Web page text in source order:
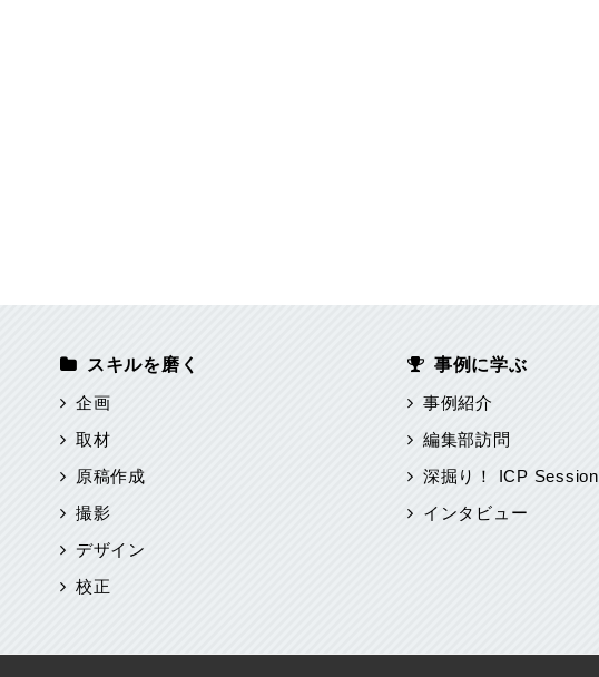
スキルを磨く
企画
取材
原稿作成
撮影
デザイン
校正
事例に学ぶ
事例紹介
編集部訪問
深掘り！ ICP Session
インタビュー